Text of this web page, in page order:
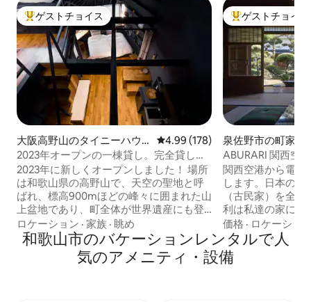
大好評のゲストチョイスです。
ゲストチョイス
大阪高野山のタイニーハウ
ス
レビュー178件、5つ星中4.99つ
4.99 (178)
2023年オープンの一棟貸し。完全貸し切
りで山に籠るように過ごす宿。山
籠/SANRO
2023年に新しくオープンしました！ 場所
は和歌山県の高野山で、天空の聖地と呼
ばれ、標高900mほどの峰々に囲まれた山
上盆地であり、町全体が世界遺産にも登
録されています。 10年以上の高野山での
ゲストハウス（Koyasan guesthouse
Kokuu）の運営の経験を生かし、新たな
チャレンジとして高野山内では初めての
ロケーション · 家族 · 眺め
大好評のゲスト
ゲストチョイス
泉佐野市の町家・
ABURARI 関西空
本庭園が人気の古
料金）
関西空港から電車
します。日本の
（古民家）を全
利は私達の家に代
だ泊まるだけのゲ
ご家族や友人だけ
兼ねすることなく
うな日本の旅をお
価格 · ロケーショ
和歌山市のバケーションレンタルで人
気のアメニティ・設備